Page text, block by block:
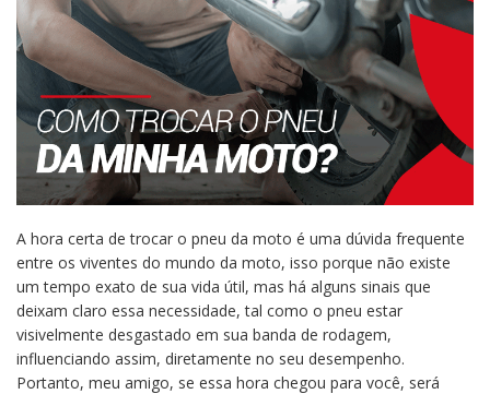
A hora certa de trocar o pneu da moto é uma dúvida frequente
entre os viventes do mundo da moto, isso porque não existe
um tempo exato de sua vida útil, mas há alguns sinais que
deixam claro essa necessidade, tal como o pneu estar
visivelmente desgastado em sua banda de rodagem,
influenciando assim, diretamente no seu desempenho.
Portanto, meu amigo, se essa hora chegou para você, será